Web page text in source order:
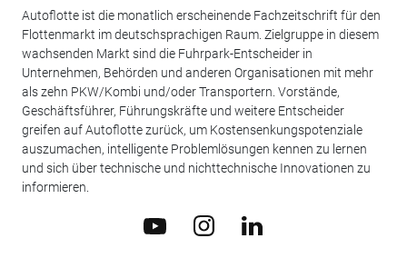
Autoflotte ist die monatlich erscheinende Fachzeitschrift für den
Flottenmarkt im deutschsprachigen Raum. Zielgruppe in diesem
wachsenden Markt sind die Fuhrpark-Entscheider in
Unternehmen, Behörden und anderen Organisationen mit mehr
als zehn PKW/Kombi und/oder Transportern. Vorstände,
Geschäftsführer, Führungskräfte und weitere Entscheider
greifen auf Autoflotte zurück, um Kostensenkungspotenziale
auszumachen, intelligente Problemlösungen kennen zu lernen
und sich über technische und nichttechnische Innovationen zu
informieren.